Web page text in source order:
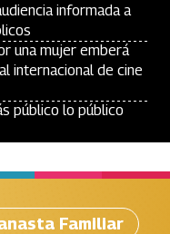
informada a
una mujer emberá
internacional de cine
público lo público
Familiar